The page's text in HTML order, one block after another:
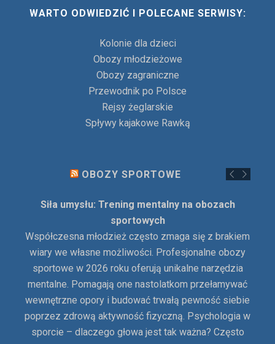
WARTO ODWIEDZIĆ I POLECANE SERWISY:
Kolonie dla dzieci
Obozy młodzieżowe
Obozy zagraniczne
Przewodnik po Polsce
Rejsy żeglarskie
Spływy kajakowe Rawką
OBOZY SPORTOWE
Siła umysłu: Trening mentalny na obozach
sportowych
Współczesna młodzież często zmaga się z brakiem
wiary we własne możliwości. Profesjonalne obozy
sportowe w 2026 roku oferują unikalne narzędzia
mentalne. Pomagają one nastolatkom przełamywać
wewnętrzne opory i budować trwałą pewność siebie
poprzez zdrową aktywność fizyczną. Psychologia w
sporcie – dlaczego głowa jest tak ważna? Często